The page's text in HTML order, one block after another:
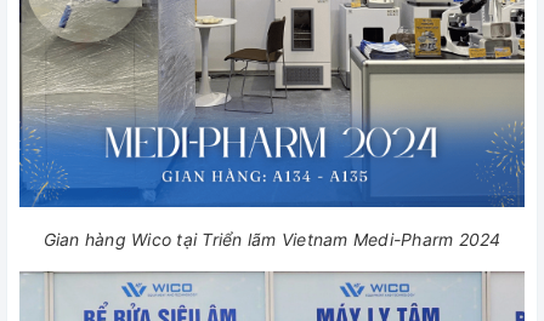
Gian hàng Wico tại Triển lãm Vietnam Medi-Pharm 2024